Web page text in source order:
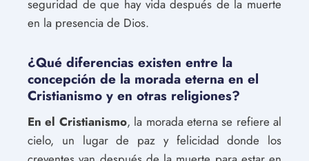
seguridad de que hay vida después de la muerte
en la presencia de Dios.
¿Qué diferencias existen entre la
concepción de la morada eterna en el
Cristianismo y en otras religiones?
En el Cristianismo, la morada eterna se refiere al
cielo, un lugar de paz y felicidad donde los